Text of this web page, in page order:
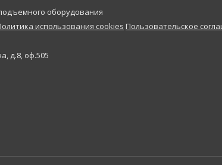
оборудования
использования cookies Пользовательское
д.8, оф.505